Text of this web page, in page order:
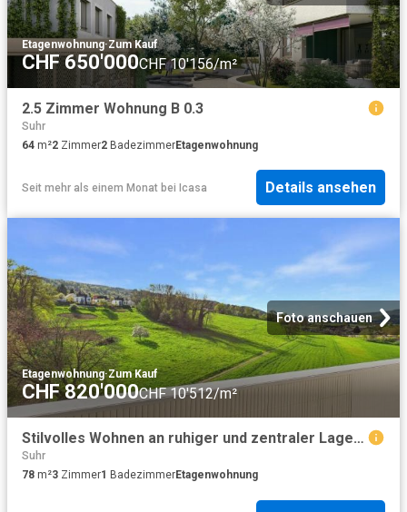
Etagenwohnung·Zum Kauf
CHF 650'000CHF 10'156/m²
2.5 Zimmer Wohnung B 0.3
Suhr
64 m²2 Zimmer2 BadezimmerEtagenwohnung
Seit mehr als einem Monat bei Icasa Details ansehen
Foto anschauen
Etagenwohnung·Zum Kauf
CHF 820'000CHF 10'512/m²
Stilvolles Wohnen an ruhiger und zentraler Lage in Dietikon
Suhr
78 m²3 Zimmer1 BadezimmerEtagenwohnung